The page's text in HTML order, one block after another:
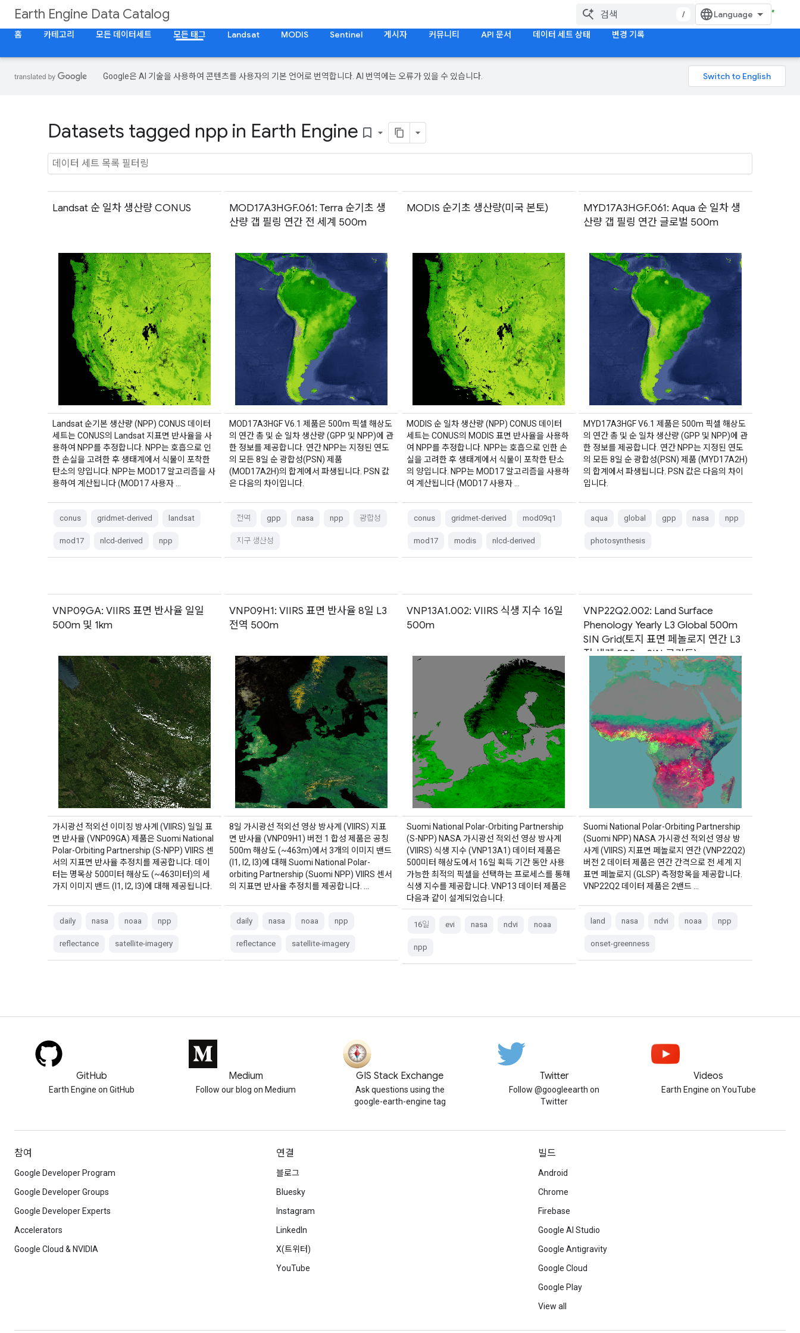
Earth Engine Data Catalog
/
홈
카테고리 모든 데이터세트 모든 태그 Landsat MODIS Sentinel 게시자 커뮤니티 API 문서 데이터 세트 상태 변경 기록
Google은 AI 기술을 사용하여 콘텐츠를 사용자의 기본 언어로 번역합니다. AI 번역에는 오류가 있을 수 있습니다.
Datasets tagged npp in Earth Engine bookmark_border
Landsat 순 일차 생산량 CONUS
Landsat 순기본 생산량 (NPP) CONUS 데이터
세트는 CONUS의 Landsat 지표면 반사율을 사
용하여 NPP를 추정합니다. NPP는 호흡으로 인
한 손실을 고려한 후 생태계에서 식물이 포착한
탄소의 양입니다. NPP는 MOD17 알고리즘을 사
용하여 계산됩니다 (MOD17 사용자 …
conus gridmet-derived landsat
mod17 nlcd-derived npp
MOD17A3HGF.061: Terra 순기초 생
산량 갭 필링 연간 전 세계 500m
MOD17A3HGF V6.1 제품은 500m 픽셀 해상도
의 연간 총 및 순 일차 생산량 (GPP 및 NPP)에 관
한 정보를 제공합니다. 연간 NPP는 지정된 연도
의 모든 8일 순 광합성(PSN) 제품
(MOD17A2H)의 합계에서 파생됩니다. PSN 값
은 다음의 차이입니다.
전역 gpp nasa npp 광합성
지구 생산성
MODIS 순기초 생산량(미국 본토)
MODIS 순 일차 생산량 (NPP) CONUS 데이터
세트는 CONUS의 MODIS 표면 반사율을 사용하
여 NPP를 추정합니다. NPP는 호흡으로 인한 손
실을 고려한 후 생태계에서 식물이 포착한 탄소
의 양입니다. NPP는 MOD17 알고리즘을 사용하
여 계산됩니다 (MOD17 사용자 …
conus gridmet-derived mod09q1
mod17 modis nlcd-derived
MYD17A3HGF.061: Aqua 순 일차 생
산량 갭 필링 연간 글로벌 500m
MYD17A3HGF V6.1 제품은 500m 픽셀 해상도
의 연간 총 및 순 일차 생산량 (GPP 및 NPP)에 관
한 정보를 제공합니다. 연간 NPP는 지정된 연도
의 모든 8일 순 광합성(PSN) 제품 (MYD17A2H)
의 합계에서 파생됩니다. PSN 값은 다음의 차이
입니다.
aqua global gpp nasa npp
photosynthesis
VNP09GA: VIIRS 표면 반사율 일일
500m 및 1km
가시광선 적외선 이미징 방사계 (VIIRS) 일일 표
면 반사율 (VNP09GA) 제품은 Suomi National
Polar-Orbiting Partnership (S-NPP) VIIRS 센
서의 지표면 반사율 추정치를 제공합니다. 데이
터는 명목상 500미터 해상도 (~463미터)의 세
가지 이미지 밴드 (I1, I2, I3)에 대해 제공됩니다.
daily nasa noaa npp
reflectance satellite-imagery
VNP09H1: VIIRS 표면 반사율 8일 L3
전역 500m
8일 가시광선 적외선 영상 방사계 (VIIRS) 지표
면 반사율 (VNP09H1) 버전 1 합성 제품은 공칭
500m 해상도 (~463m)에서 3개의 이미지 밴드
(I1, I2, I3)에 대해 Suomi National Polar-
orbiting Partnership (Suomi NPP) VIIRS 센서
의 지표면 반사율 추정치를 제공합니다. …
daily nasa noaa npp
reflectance satellite-imagery
VNP13A1.002: VIIRS 식생 지수 16일
500m
Suomi National Polar-Orbiting Partnership
(S-NPP) NASA 가시광선 적외선 영상 방사계
(VIIRS) 식생 지수 (VNP13A1) 데이터 제품은
500미터 해상도에서 16일 획득 기간 동안 사용
가능한 최적의 픽셀을 선택하는 프로세스를 통해
식생 지수를 제공합니다. VNP13 데이터 제품은
다음과 같이 설계되었습니다.
16일 evi nasa ndvi noaa
npp
VNP22Q2.002: Land Surface
Phenology Yearly L3 Global 500m
SIN Grid(토지 표면 페놀로지 연간 L3
전 세계 500m SIN 그리드)
Suomi National Polar-Orbiting Partnership
(Suomi NPP) NASA 가시광선 적외선 영상 방
사계 (VIIRS) 지표면 페놀로지 연간 (VNP22Q2)
버전 2 데이터 제품은 연간 간격으로 전 세계 지
표면 페놀로지 (GLSP) 측정항목을 제공합니다.
VNP22Q2 데이터 제품은 2밴드 …
land nasa ndvi noaa npp
onset-greenness
GitHub
Earth Engine on GitHub
Medium
Follow our blog on Medium
GIS Stack Exchange
Ask questions using the
google-earth-engine tag
Twitter
Follow @googleearth on
Twitter
Videos
Earth Engine on YouTube
참여
Google Developer Program
Google Developer Groups
Google Developer Experts
Accelerators
Google Cloud & NVIDIA
연결
블로그
Bluesky
Instagram
LinkedIn
X(트위터)
YouTube
빌드
Android
Chrome
Firebase
Google AI Studio
Google Antigravity
Google Cloud
Google Play
View all